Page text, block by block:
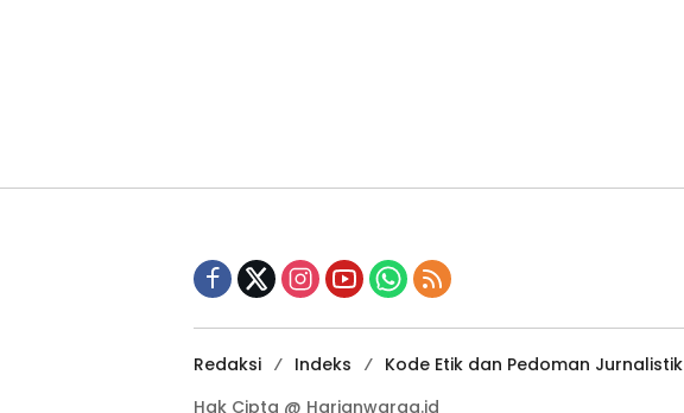
Redaksi Indeks Kode Etik dan Pedoman Jurnalistik
Hak Cipta @ Harianwarga.id